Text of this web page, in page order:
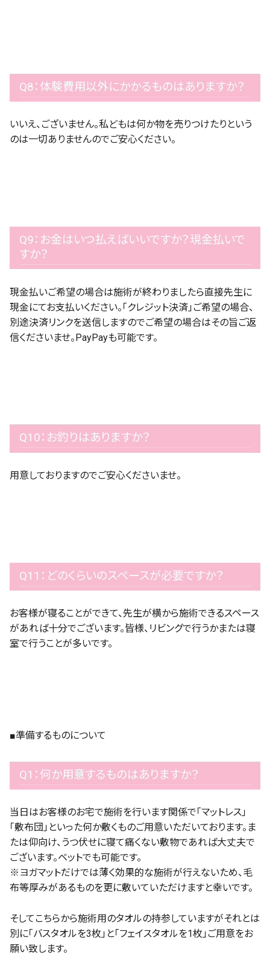
Q8：体験費用以外にかかるものはありますか？
いいえ、ございません。私どもは何か物を売りつけたりという
のは一切ありませんのでご安心ください。
Q9：お金はいつ払えばいいですか？現金払いで
すか？
現金払いご希望の場合は施術が終わりましたら直接先生に
現金にてお支払いください。「クレジット決済」ご希望の場合、
別途決済リンクを送信しますのでご希望の場合はその旨ご返
信くださいませ。PayPayも可能です。
Q10：お釣りはありますか？
用意しておりますのでご安心くださいませ。
Q11：どのくらいのスペースが必要ですか？
お客様が寝ることができて、先生が横から施術できるスペース
があれば十分でございます。皆様、リビングで行うかまたは寝
室で行うことが多いです。
■準備するものについて
Q1：何か用意するものはありますか？
当日はお客様のお宅で施術を行います関係で「マットレス」
「敷布団」といった何か敷くものご用意いただいております。ま
たは仰向け、うつ伏せに寝て痛くない敷物であれば大丈夫で
ございます。ベットでも可能です。
※ヨガマットだけでは薄く効果的な施術が行えないため、毛
布等厚みがあるものを更に敷いていただけますと幸いです。
そしてこちらから施術用のタオルの持参していますがそれとは
別に「バスタオルを3枚」と「フェイスタオルを1枚」ご用意をお
願い致します。